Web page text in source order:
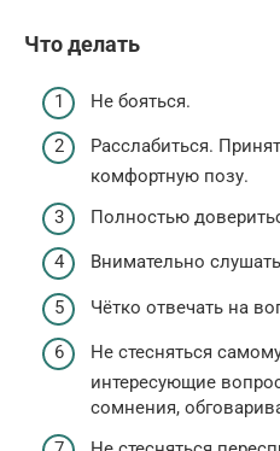
Что делать
Не бояться.
Расслабиться.
комфортную позу.
Полностью
Внимательно
Чётко отвечать на
Не стесняться
интересующие
сомнения,